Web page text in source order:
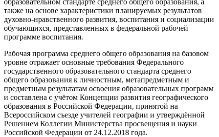
также на основе характеристики планируемых результатов
духовно-нравственного развития, воспитания и социализации
обучающихся, представленных в федеральной рабочей
программе воспитания.
Рабочая программа среднего общего образования на базовом
уровне отражает основные требования Федерального
государственного образовательного стандарта среднего
общего образования к личностным, метапредметным и
предметным результатам освоения образовательных программ
и составлена с учётом Концепции развития географического
образования в Российской Федерации, принятой на
Всероссийском съезде учителей географии и утверждённой
Решением Коллегии Министерства просвещения и науки
Российской Федерации от 24.12.2018 года.